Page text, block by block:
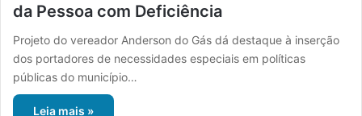
da Pessoa com Deficiência
Projeto do vereador Anderson do Gás dá destaque à inserção
dos portadores de necessidades especiais em políticas
públicas do município…
Leia mais »